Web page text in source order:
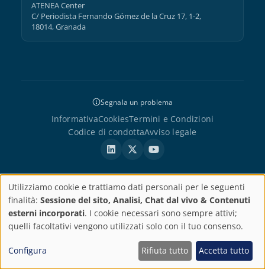
ATENEA Center
C/ Periodista Fernando Gómez de la Cruz 17, 1-2,
18014, Granada
Segnala un problema
InformativaCookiesTermini e Condizioni
Codice di condottaAvviso legale
© 2002–2026 AbroadLink Translations, S.L. Tutti i diritti riservati. · P.
IVA: ESB18612895
Impostazioni
sulla
privacy
Utilizziamo cookie e trattiamo dati personali per le seguenti
finalità: Sessione del sito, Analisi, Chat dal vivo & Contenuti
esterni incorporati. I cookie necessari sono sempre attivi;
quelli facoltativi vengono utilizzati solo con il tuo consenso.
Configura Rifiuta tutto Accetta tutto